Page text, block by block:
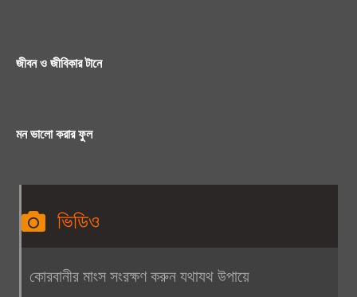
জীবন ও জীবিকার টানে
মন ভালো করার ফুল
ভিডিও
কোরবানীর মাংস সংরক্ষণ করুন যথাযথ উপায়ে